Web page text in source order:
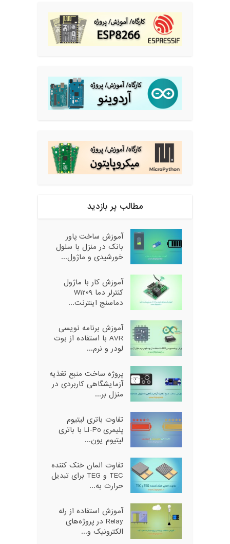
مطالب پر بازدید
آموزش ساخت پاور
بانک در منزل با سلول
خورشیدی و ماژول...
آموزش کار با ماژول
کنترلر دما W1209
دماسنج اینترنت...
آموزش برنامه نویسی
AVR با استفاده از بوت
لودر و نرم...
پروژه ساخت منبع تغذیه
آزمایشگاهی کاربردی در
منزل بر...
تفاوت باتری لیتیوم
پلیمری Li-Po با باتری
لیتیوم یون...
تفاوت المان خنک کننده
TEC و TEG برای تبدیل
حرارت به...
آموزش استفاده از رله
Relay در پروژه‌های
الکترونیک و...